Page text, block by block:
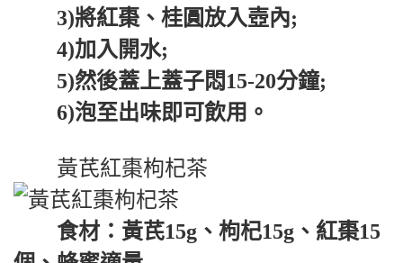
3)將紅棗、桂圓放入壺內;
4)加入開水;
5)然後蓋上蓋子悶15-20分鐘;
6)泡至出味即可飲用。
黃芪紅棗枸杞茶
食材：黃芪15g、枸杞15g、紅棗15